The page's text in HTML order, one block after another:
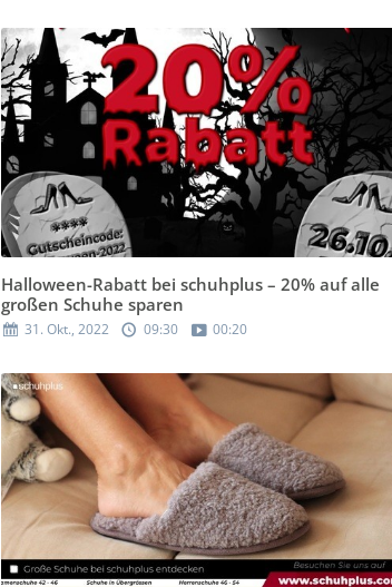
Halloween-Rabatt bei schuhplus – 20% auf alle
großen Schuhe sparen
31. Okt., 2022 09:30 00:20